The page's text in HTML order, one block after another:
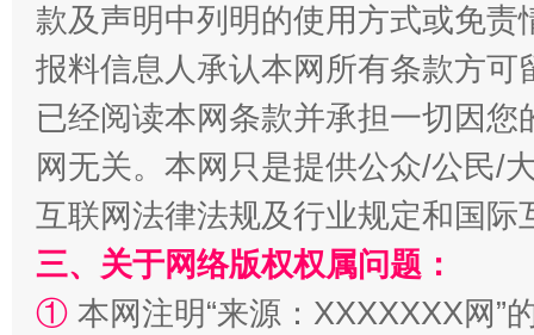
解纷+调解+退费，一次搞定
款及声明中列明的使用方式或免责
报料信息人承认本网所有条款方
已经阅读本网条款并承担一切因
网无关。本网只是提供公众/公民/
互联网法律法规及行业规定和国
三、关于网络版权权属问题：
① 本网注明“来源：XXXXXXX网”